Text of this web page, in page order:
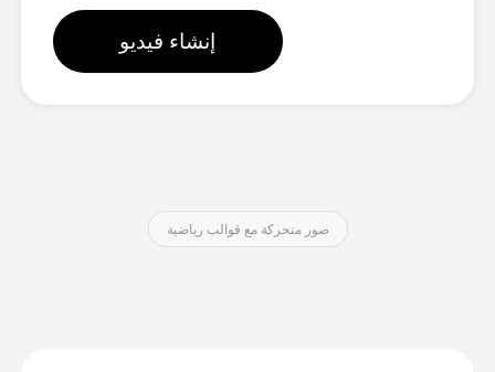
المدونة
إنشاء فيديو
صور متحركة مع قوالب رياضية